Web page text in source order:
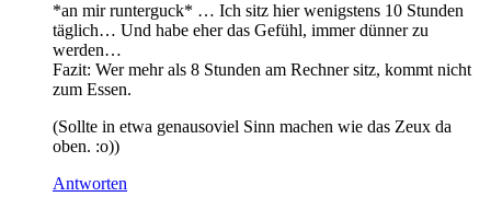
*an mir runterguck* … Ich sitz hier wenigstens 10 Stunden
täglich… Und habe eher das Gefühl, immer dünner zu
werden…
Fazit: Wer mehr als 8 Stunden am Rechner sitz, kommt nicht
zum Essen.
(Sollte in etwa genausoviel Sinn machen wie das Zeux da
oben. :o))
Antworten